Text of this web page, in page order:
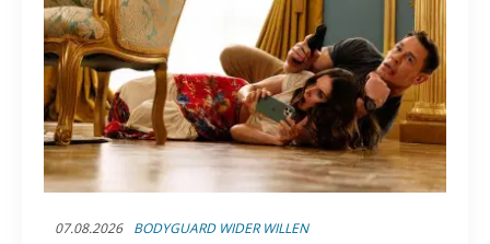
07.08.2026 BODYGUARD WIDER WILLEN